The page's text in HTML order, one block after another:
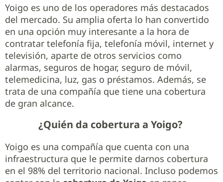
Yoigo es uno de los operadores más destacados
del mercado. Su amplia oferta lo han convertido
en una opción muy interesante a la hora de
contratar telefonía fija, telefonía móvil, internet y
televisión, aparte de otros servicios como
alarmas, seguros de hogar, seguro de móvil,
telemedicina, luz, gas o préstamos. Además, se
trata de una compañía que tiene una cobertura
de gran alcance.
¿Quién da cobertura a Yoigo?
Yoigo es una compañía que cuenta con una
infraestructura que le permite darnos cobertura
en el 98% del territorio nacional. Incluso podemos